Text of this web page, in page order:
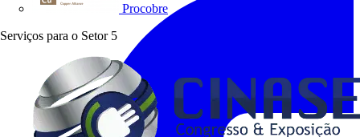
Procobre
Serviços para o Setor 5